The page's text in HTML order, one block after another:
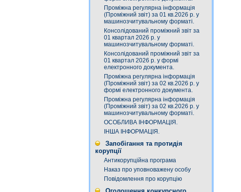
Проміжна регулярна інформація
(Проміжний звіт) за 01 кв.2026 р. у
машинозчитувальному форматі.
Консолідований проміжний звіт за
01 квартал 2026 р. у
машинозчитувальному форматі.
Консолідований проміжний звіт за
01 квартал 2026 р. у формі
електронного документа.
Проміжна регулярна інформація
(Проміжний звіт) за 02 кв.2026 р. у
формі електронного документа.
Проміжна регулярна інформація
(Проміжний звіт) за 02 кв.2026 р. у
машинозчитувальному форматі.
ОСОБЛИВА ІНФОРМАЦІЯ.
ІНША ІНФОРМАЦІЯ.
Запобігання та протидія
корупції
Антикорупційна програма
Наказ про уповноважену особу
Повідомлення про корупцію